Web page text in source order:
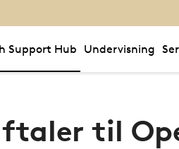
Support Hub Undervisning
til